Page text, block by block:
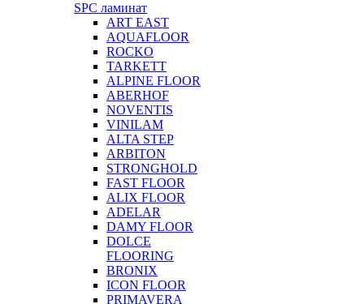
SPC ламинат
ART EAST
AQUAFLOOR
ROCKO
TARKETT
ALPINE FLOOR
ABERHOF
NOVENTIS
VINILAM
ALTA STEP
ARBITON
STRONGHOLD
FAST FLOOR
ALIX FLOOR
ADELAR
DAMY FLOOR
DOLCE
FLOORING
BRONIX
ICON FLOOR
PRIMAVERA